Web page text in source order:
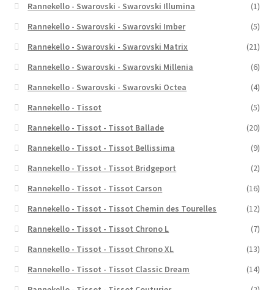
Rannekello - Swarovski - Swarovski Illumina
(1)
Rannekello - Swarovski - Swarovski Imber
(5)
Rannekello - Swarovski - Swarovski Matrix
(21)
Rannekello - Swarovski - Swarovski Millenia
(6)
Rannekello - Swarovski - Swarovski Octea
(4)
Rannekello - Tissot
(5)
Rannekello - Tissot - Tissot Ballade
(20)
Rannekello - Tissot - Tissot Bellissima
(9)
Rannekello - Tissot - Tissot Bridgeport
(2)
Rannekello - Tissot - Tissot Carson
(16)
Rannekello - Tissot - Tissot Chemin des Tourelles
(12)
Rannekello - Tissot - Tissot Chrono L
(7)
Rannekello - Tissot - Tissot Chrono XL
(13)
Rannekello - Tissot - Tissot Classic Dream
(14)